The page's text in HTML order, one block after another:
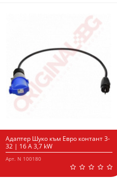
Адаптер Шуко към Евро контант 3-
32 | 16 А 3,7 kW
Арт. N 100180